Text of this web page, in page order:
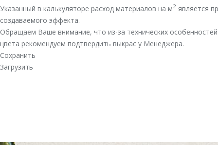
Указанный в калькуляторе расход материалов на м2 является
создаваемого эффекта.
Обращаем Ваше внимание, что из-за технических
цвета рекомендуем подтвердить выкрас у Менеджера.
Сохранить
Загрузить